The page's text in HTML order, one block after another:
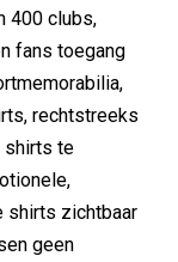
400 clubs,
fans toegang
rechtstreeks
shirts te
shirts zichtbaar
geen